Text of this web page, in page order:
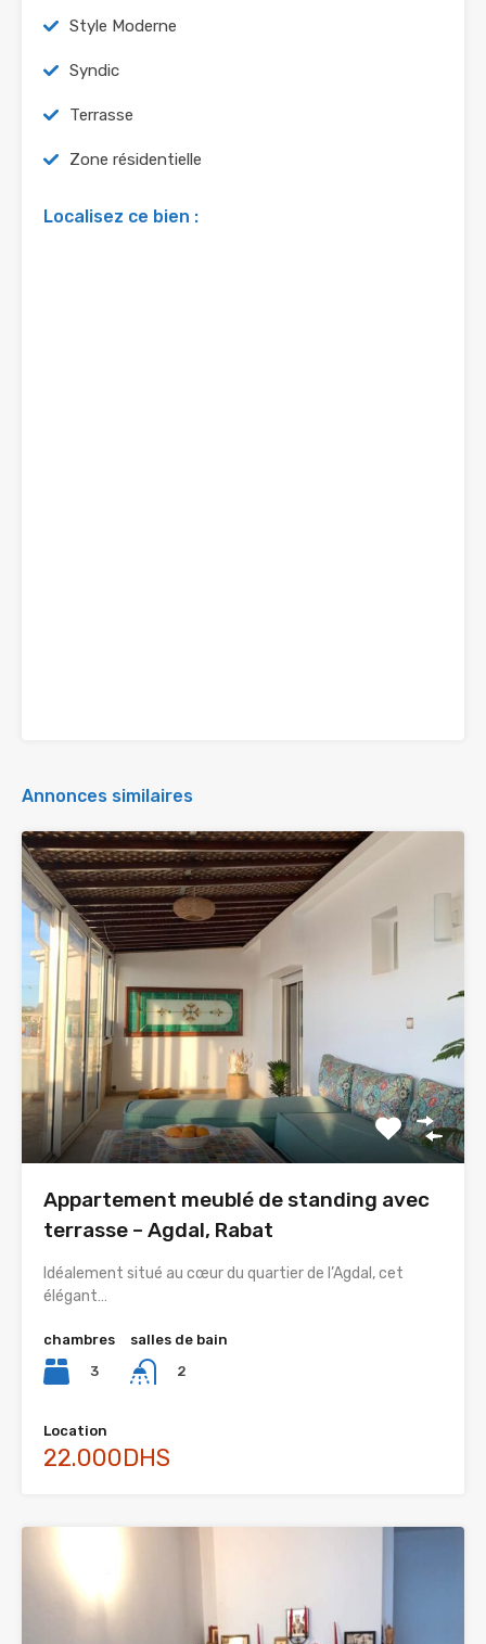
Style Moderne
Syndic
Terrasse
Zone résidentielle
Localisez ce bien :
Annonces similaires
Appartement meublé de standing avec
terrasse – Agdal, Rabat
Idéalement situé au cœur du quartier de l’Agdal, cet
élégant…
chambres
3
salles de bain
2
Location
22.000DHS